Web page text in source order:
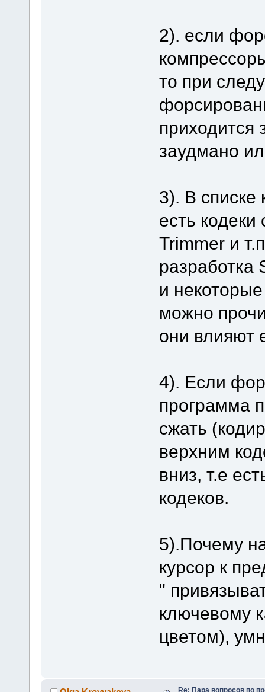
2). если
то при
приходится
заудмано
3). В списке
есть
Trimmer и
разработка
и
можно
они влияют
4). Если
программа
сжать
верхним
вниз, т.е
кодеков.
5).Почему
курсор к
"
ключевому
цветом),